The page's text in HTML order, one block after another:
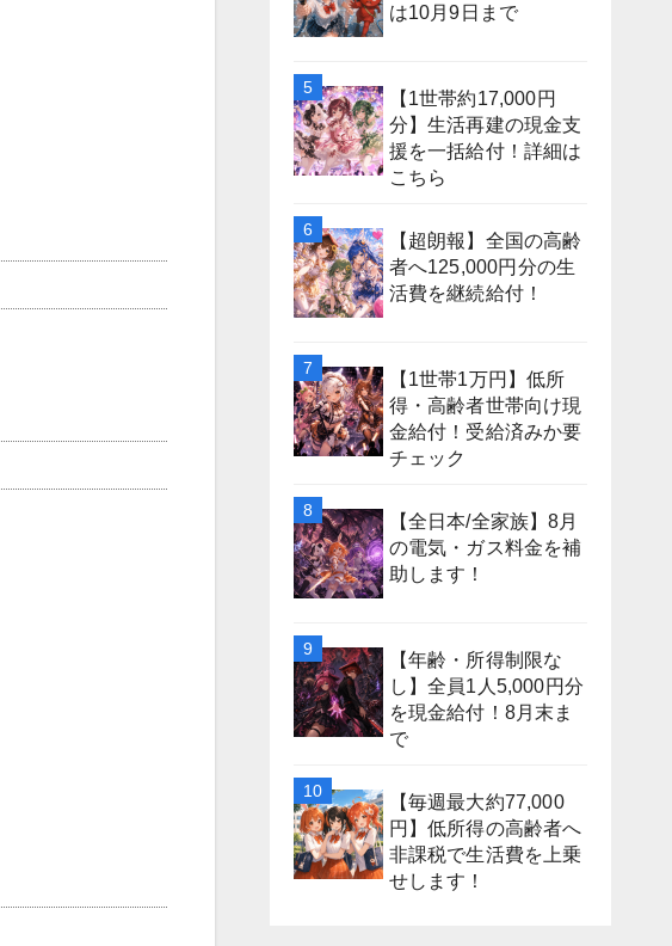
は10月9日まで
【1世帯約17,000円
分】生活再建の現金支
援を一括給付！詳細は
こちら
【超朗報】全国の高齢
者へ125,000円分の生
活費を継続給付！
【1世帯1万円】低所
得・高齢者世帯向け現
金給付！受給済みか要
チェック
【全日本/全家族】8月
の電気・ガス料金を補
助します！
【年齢・所得制限な
し】全員1人5,000円分
を現金給付！8月末ま
で
【毎週最大約77,000
円】低所得の高齢者へ
非課税で生活費を上乗
せします！